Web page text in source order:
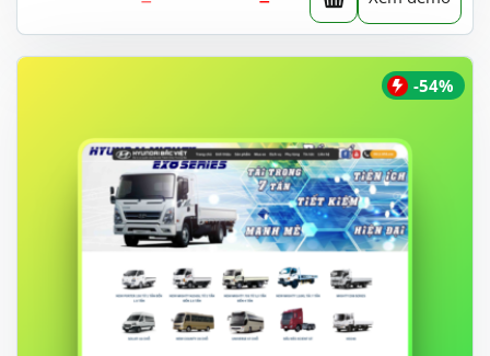
là:
1.200.000 ₫.
hiện
tại
là:
-54%